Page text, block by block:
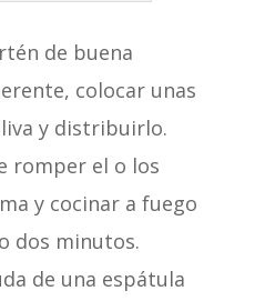
de buena
colocar unas
y distribuirlo.
romper el o los
y cocinar a fuego
dos minutos.
de una espátula